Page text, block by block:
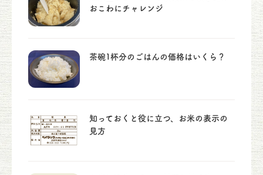
おこわにチャレンジ
茶碗1杯分のごはんの価格はいくら？
知っておくと役に立つ、お米の表示の
見方